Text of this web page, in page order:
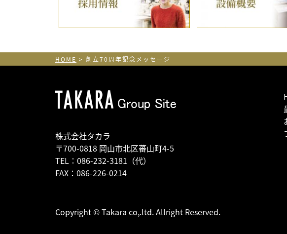
HOME 創立70周年記念メッセージ
株式会社タカラ
〒700-0818 岡山市北区蕃山町4-5
TEL：086-232-3181（代）
FAX：086-226-0214
Copyright © Takara co,.ltd. Allright Reserved.